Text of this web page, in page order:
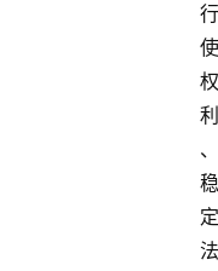
行
使
权
利
、
稳
定
法